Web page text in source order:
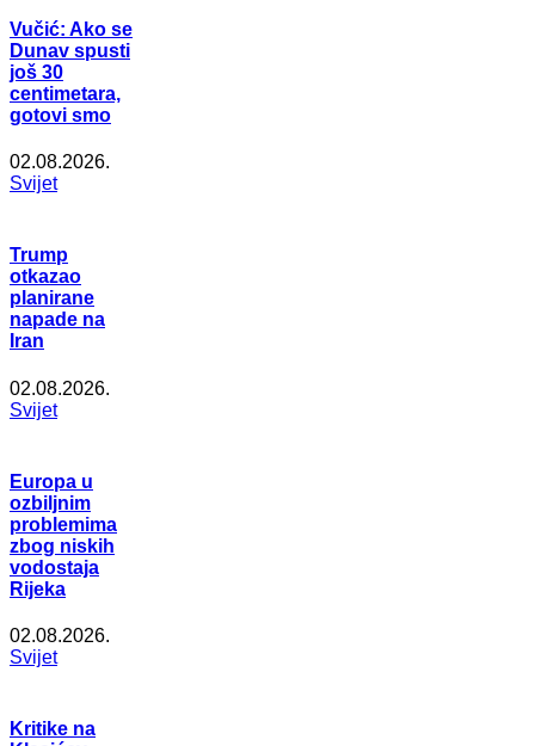
Vučić: Ako se
Dunav spusti
još 30
centimetara,
gotovi smo
02.08.2026.
Svijet
Trump
otkazao
planirane
napade na
Iran
02.08.2026.
Svijet
Europa u
ozbiljnim
problemima
zbog niskih
vodostaja
Rijeka
02.08.2026.
Svijet
Kritike na